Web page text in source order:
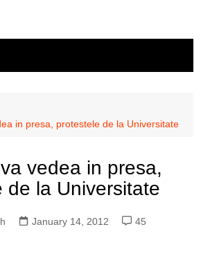
in presa, protestele de la Universitate
vedea in presa,
de la Universitate
January 14, 2012
45